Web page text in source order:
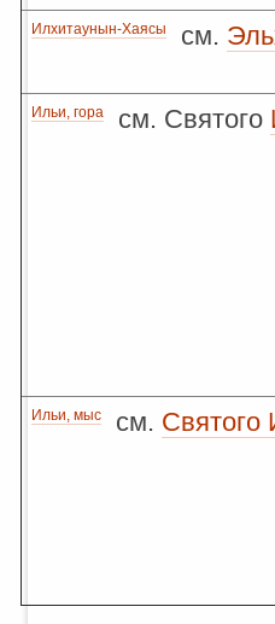
Илхитаунын-Хаясы см.
Ильи, гора см. Святого
Ильи, мыс см.